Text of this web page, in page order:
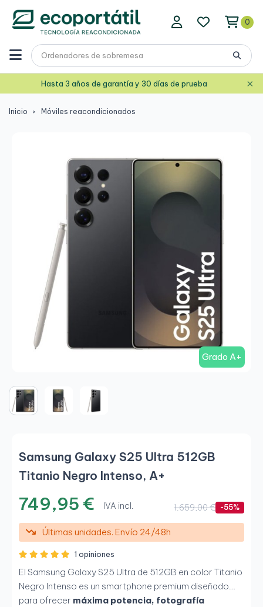
0
Hasta 3 años de garantía y 30 días de prueba ×
Inicio Móviles reacondicionados
Grado A+
Samsung Galaxy S25 Ultra 512GB
Titanio Negro Intenso, A+
749,95 € IVA incl. 1.659,00 € -55%
Últimas unidades. Envío 24/48h
1 opiniones
El Samsung Galaxy S25 Ultra de 512GB en color Titanio
Negro Intenso es un smartphone premium diseñado
para ofrecer máxima potencia, fotografía